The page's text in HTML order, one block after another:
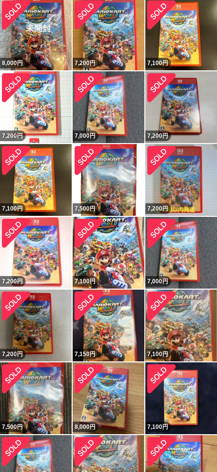
8,000円 7,200円 7,100円
7,200円 7,000円 7,200円
7,100円 7,500円 7,200円
7,200円 7,100円 7,000円
7,200円 7,150円 7,100円
7,500円 8,000円 7,100円